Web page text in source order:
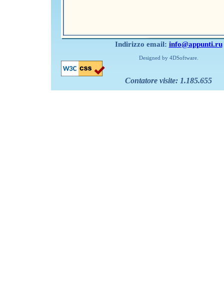
Indirizzo email: info@appunti.ru
Designed by 4DSoftware.
Contatore visite: 1.185.655